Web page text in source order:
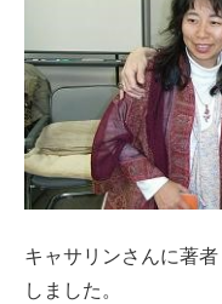
キャサリンさんに著
しました。